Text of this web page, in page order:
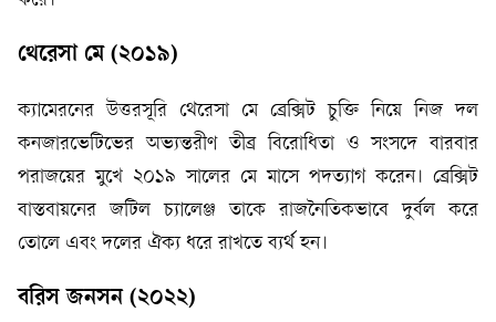
থেরেসা মে (২০১৯)
ক্যামেরনের উত্তরসূরি থেরেসা মে ব্রেক্সিট চুক্তি নিয়ে নিজ দল
কনজারভেটিভের অভ্যন্তরীণ তীব্র বিরোধিতা ও সংসদে বারবার
পরাজয়ের মুখে ২০১৯ সালের মে মাসে পদত্যাগ করেন। ব্রেক্সিট
বাস্তবায়নের জটিল চ্যালেঞ্জ তাকে রাজনৈতিকভাবে দুর্বল করে
তোলে এবং দলের ঐক্য ধরে রাখতে ব্যর্থ হন।
বরিস জনসন (২০২২)